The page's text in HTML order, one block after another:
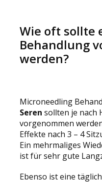
Wie oft sollte
Behandlung
werden?
Microneedling
Seren sollten je nach
vorgenommen
Effekte nach 3 – 4
Ein mehrmaliges
ist für sehr gute
Ebenso ist eine